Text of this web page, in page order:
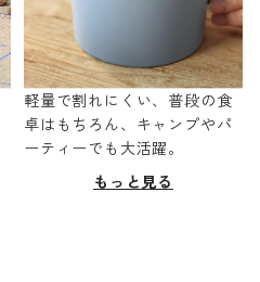
軽量で割れにくい、普段の食
卓はもちろん、キャンプやパ
ーティーでも大活躍。
もっと見る